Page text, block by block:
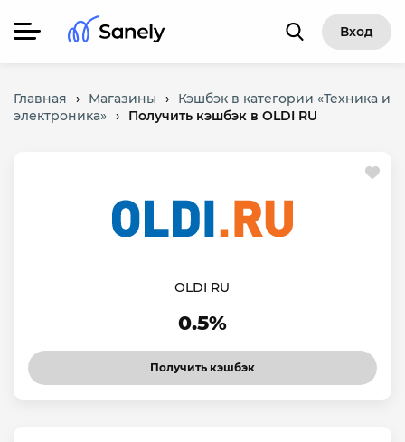
Вход
Главная › Магазины ›
Кэшбэк в категории «Техника и
электроника» › Получить кэшбэк в OLDI RU
OLDI RU
0.5%
Получить кэшбэк